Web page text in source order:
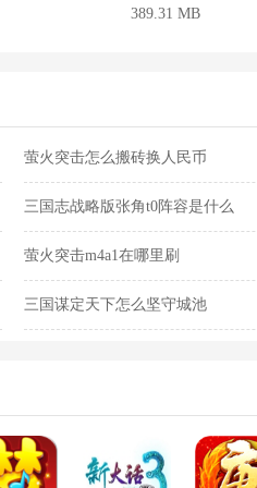
389.31 MB
萤火突击怎么搬砖换人民币
三国志战略版张角t0阵容是什么
萤火突击m4a1在哪里刷
三国谋定天下怎么坚守城池